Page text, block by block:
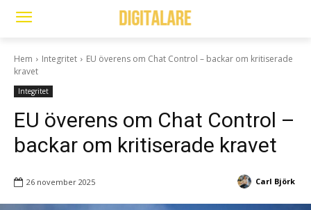
Hem Integritet
EU överens om Chat Control – backar om kritiserade
kravet
Integritet
EU överens om Chat Control –
backar om kritiserade kravet
Carl Björk
26 november 2025